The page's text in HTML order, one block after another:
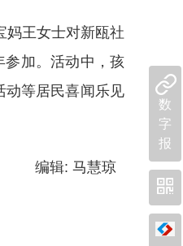
王女士对新瓯社
参加。活动中，孩
动等居民喜闻乐见
编辑: 马慧琼
数
字
报